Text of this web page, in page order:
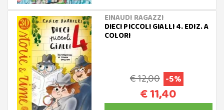
EINAUDI RAGAZZI
DIECI PICCOLI GIALLI 4. EDIZ. A
COLORI
€ 12,00 -5%
€ 11,40